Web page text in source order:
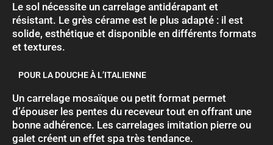
Le sol nécessite un carrelage antidérapant et
résistant. Le grès cérame est le plus adapté : il est
solide, esthétique et disponible en différents formats
et textures.
POUR LA DOUCHE À L’ITALIENNE
Un carrelage mosaïque ou petit format permet
d’épouser les pentes du receveur tout en offrant une
bonne adhérence. Les carrelages imitation pierre ou
galet créent un effet spa très tendance.